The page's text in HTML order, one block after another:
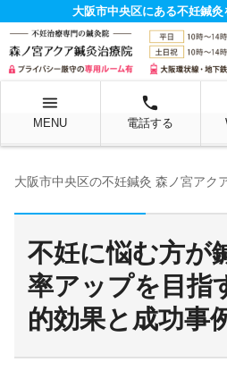
大阪市中央区にある不妊鍼
menu
MENU
local_phone
電話する
大阪市中央区の不妊鍼灸 森ノ宮アク
不妊に悩む方が
率アップを目指
的効果と成功事